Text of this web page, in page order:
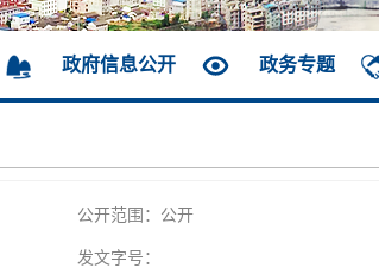
政府信息公开 政务专题
公开范围：公开
发文字号：